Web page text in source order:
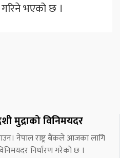
गरिने भएको छ ।
मुद्राको विनिमयदर
नेपाल राष्ट्र बैंकले आजका लागि
निर्धारण गरेको छ ।